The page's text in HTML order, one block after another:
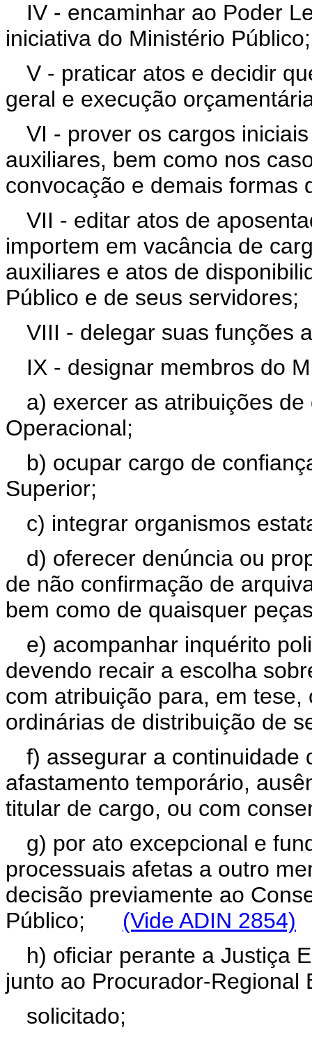
IV - encaminhar ao Poder
iniciativa do Ministério Público;
V - praticar atos e decidir
geral e execução
VI - prover os cargos
auxiliares, bem como nos
convocação e demais formas
VII - editar atos de
importem em vacância de
auxiliares e atos de
Público e de seus servidores;
VIII - delegar suas funções
IX - designar membros do
a) exercer as atribuições
Operacional;
b) ocupar cargo de
Superior;
c) integrar organismos
d) oferecer denúncia ou
de não confirmação de
bem como de quaisquer
e) acompanhar inquérito
devendo recair a escolha
com atribuição para, em
ordinárias de distribuição de
f) assegurar a continuidade
afastamento temporário,
titular de cargo, ou com
g) por ato excepcional e
processuais afetas a outro
decisão previamente ao
Público; (Vide ADIN 2854)
h) oficiar perante a Justiça
junto ao Procurador-Regional
solicitado;